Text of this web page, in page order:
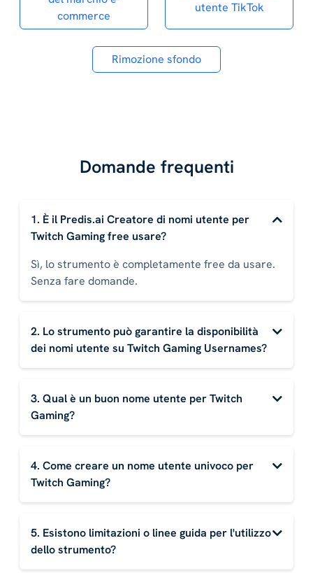
commerce
utente TikTok
Rimozione sfondo
Domande frequenti
1. È il Predis.ai Creatore di nomi utente per
Twitch Gaming free usare?
Sì, lo strumento è completamente free da usare.
Senza fare domande.
2. Lo strumento può garantire la disponibilità
dei nomi utente su Twitch Gaming Usernames?
3. Qual è un buon nome utente per Twitch
Gaming?
4. Come creare un nome utente univoco per
Twitch Gaming?
5. Esistono limitazioni o linee guida per l'utilizzo
dello strumento?